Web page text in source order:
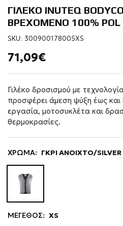
ΓΙΛΕΚΟ INUTEQ
ΒΡΕΧΟΜΕΝΟ 100% POL
SKU: 300900178005XS
71,09€
Γιλέκο δροσισμού με
προσφέρει άμεση ψύξη έως και
εργασία, μοτοσυκλέτα και
θερμοκρασίες.
ΧΡΩΜΑ: ΓΚΡΙ ΑΝΟΙΧΤΟ/SILVER
ΜΕΓΕΘΟΣ: XS